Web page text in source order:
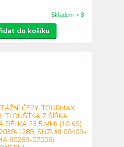
Skladem > 8
do košíku